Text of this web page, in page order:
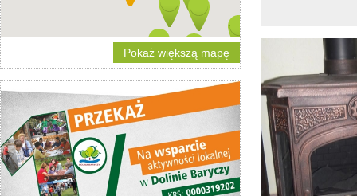
Pokaż większą mapę